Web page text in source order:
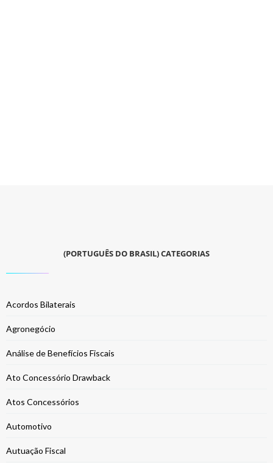
(PORTUGUÊS DO BRASIL) CATEGORIAS
Acordos Bilaterais
Agronegócio
Análise de Benefícios Fiscais
Ato Concessório Drawback
Atos Concessórios
Automotivo
Autuação Fiscal